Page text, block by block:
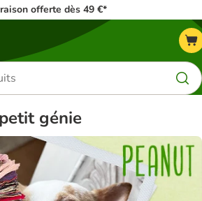
offerte dès 49 €*
génie